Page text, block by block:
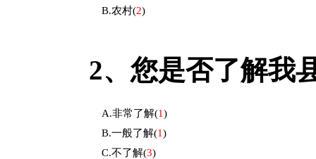
B.农村(2)
2、 您是否了解我
A.非常了解(1)
B.一般了解(1)
C.不了解(3)